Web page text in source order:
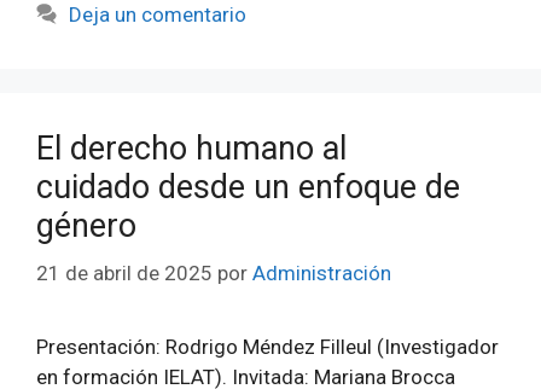
Deja un comentario
El derecho humano al
cuidado desde un enfoque de
género
21 de abril de 2025 por Administración
Presentación: Rodrigo Méndez Filleul (Investigador
en formación IELAT). Invitada: Mariana Brocca